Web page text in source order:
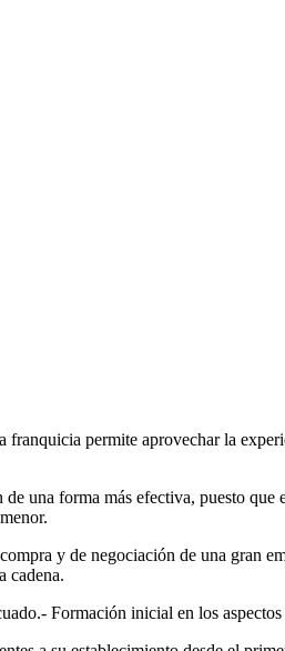
franquicia permite aprovechar la
una forma más efectiva, puesto
y de negociación de una gran
cadena.
Formación inicial en los